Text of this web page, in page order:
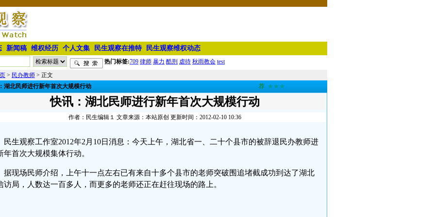
新闻稿 维权经历 个人文集 民生观察在推特 民生观察维权动态
热门标签:709 律师 暴力 酷刑 虐待 秋雨教会 test
> 民办教师 > 正文
湖北民师进行新年首次大规模行动
荐 ★★★
快讯：湖北民师进行新年首次大规模行动
作者：民生编辑１ 文章来源：本站原创 更新时间：2012-02-10 10:36
民生观察工作室2012年2月10日消息：今天上午，湖北省一、二十个县市的被辞退民办教师进
年首次大规模集体行动。
据现场民师介绍，上午十一点左右已有来自十多个县市的老师突破围追堵截成功到达了湖北
访局，人数达一百多人，而更多的老师还正在赶往现场的路上。